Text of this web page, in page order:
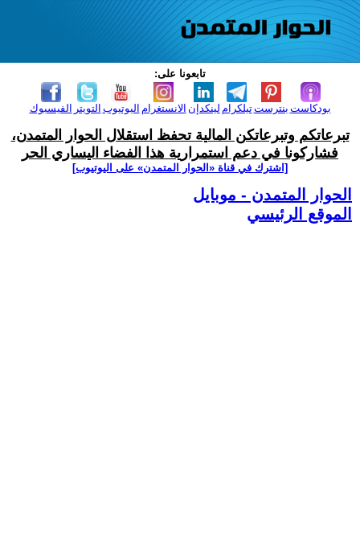
تابعونا على:
الفيسبوك التويتر اليوتيوب الانستغرام لينكدإن تيلكرامبنترست بودكاست
تبرعاتكم وتبرعاتكن المالية تحفظ استقلال الحوار المتمدن،
فشاركونا في دعم استمرارية هذا الفضاء اليساري الحر
[اشترك في قناة ‫«الحوار المتمدن» على اليوتيوب]
الحوار المتمدن - موبايل
الموقع الرئيسي